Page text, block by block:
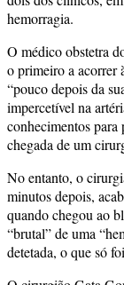
hemorragia.
O médico obstetra
o primeiro a acorrer
“pouco depois da
impercetível na
conhecimentos para
chegada de um
No entanto, o
minutos depois,
quando chegou ao
“brutal” de uma
detetada, o que só